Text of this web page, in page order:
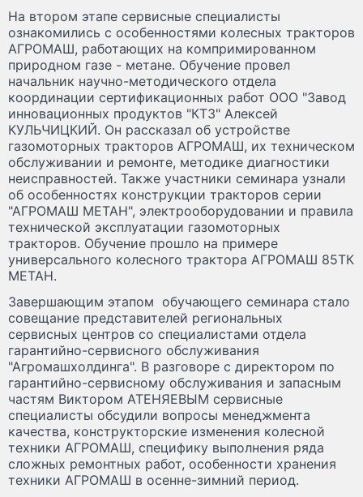
На втором этапе сервисные специалисты
ознакомились с особенностями колесных тракторов
АГРОМАШ, работающих на компримированном
природном газе - метане. Обучение провел
начальник научно-методического отдела
координации сертификационных работ ООО "Завод
инновационных продуктов "КТЗ" Алексей
КУЛЬЧИЦКИЙ. Он рассказал об устройстве
газомоторных тракторов АГРОМАШ, их техническом
обслуживании и ремонте, методике диагностики
неисправностей. Также участники семинара узнали
об особенностях конструкции тракторов серии
"АГРОМАШ МЕТАН", электрооборудовании и правила
технической эксплуатации газомоторных
тракторов. Обучение прошло на примере
универсального колесного трактора АГРОМАШ 85ТК
МЕТАН.
Завершающим этапом обучающего семинара стало
совещание представителей региональных
сервисных центров со специалистами отдела
гарантийно-сервисного обслуживания
"Агромашхолдинга". В разговоре с директором по
гарантийно-сервисному обслуживания и запасным
частям Виктором АТЕНЯЕВЫМ сервисные
специалисты обсудили вопросы менеджмента
качества, конструкторские изменения колесной
техники АГРОМАШ, специфику выполнения ряда
сложных ремонтных работ, особенности хранения
техники АГРОМАШ в осенне-зимний период.